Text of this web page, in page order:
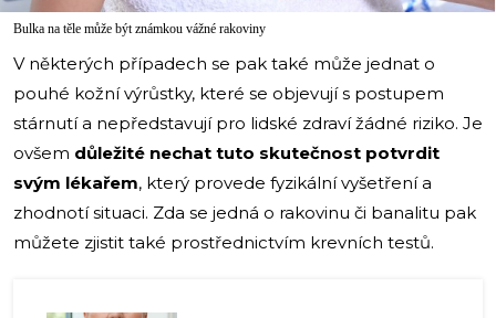
Bulka na těle může být známkou vážné rakoviny
V některých případech se pak také může jednat o
pouhé kožní výrůstky, které se objevují s postupem
stárnutí a nepředstavují pro lidské zdraví žádné riziko. Je
ovšem důležité nechat tuto skutečnost potvrdit
svým lékařem, který provede fyzikální vyšetření a
zhodnotí situaci. Zda se jedná o rakovinu či banalitu pak
můžete zjistit také prostřednictvím krevních testů.